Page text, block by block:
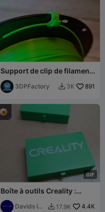
Support de clip de filament
mis à jour empêchant le
déroulement de la bobine
3DPFactory  3K 891
GIF
Boîte à outils Creality :
Impression en place
Davids IT
 17.9K 4.4K